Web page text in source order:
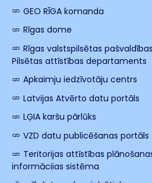
GEO RĪGA komanda
Rīgas dome
Rīgas valstspilsētas pašvaldības
Pilsētas attīstības departaments
Apkaimju iedzīvotāju centrs
Latvijas Atvērto datu portāls
LĢIA karšu pārlūks
VZD datu publicēšanas portāls
Teritorijas attīstības
informācijas sistēma